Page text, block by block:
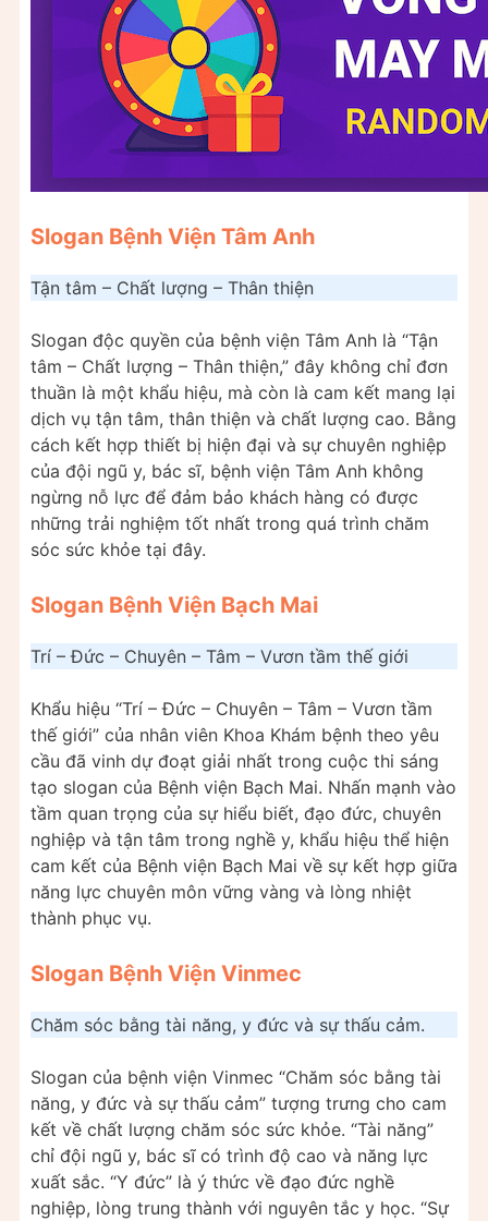
Slogan Bệnh Viện Tâm Anh
Tận tâm – Chất lượng – Thân thiện
Slogan độc quyền của bệnh viện Tâm Anh là “Tận
tâm – Chất lượng – Thân thiện,” đây không chỉ đơn
thuần là một khẩu hiệu, mà còn là cam kết mang lại
dịch vụ tận tâm, thân thiện và chất lượng cao. Bằng
cách kết hợp thiết bị hiện đại và sự chuyên nghiệp
của đội ngũ y, bác sĩ, bệnh viện Tâm Anh không
ngừng nỗ lực để đảm bảo khách hàng có được
những trải nghiệm tốt nhất trong quá trình chăm
sóc sức khỏe tại đây.
Slogan Bệnh Viện Bạch Mai
Trí – Đức – Chuyên – Tâm – Vươn tầm thế giới
Khẩu hiệu “Trí – Đức – Chuyên – Tâm – Vươn tầm
thế giới” của nhân viên Khoa Khám bệnh theo yêu
cầu đã vinh dự đoạt giải nhất trong cuộc thi sáng
tạo slogan của Bệnh viện Bạch Mai. Nhấn mạnh vào
tầm quan trọng của sự hiểu biết, đạo đức, chuyên
nghiệp và tận tâm trong nghề y, khẩu hiệu thể hiện
cam kết của Bệnh viện Bạch Mai về sự kết hợp giữa
năng lực chuyên môn vững vàng và lòng nhiệt
thành phục vụ.
Slogan Bệnh Viện Vinmec
Chăm sóc bằng tài năng, y đức và sự thấu cảm.
Slogan của bệnh viện Vinmec “Chăm sóc bằng tài
năng, y đức và sự thấu cảm” tượng trưng cho cam
kết về chất lượng chăm sóc sức khỏe. “Tài năng”
chỉ đội ngũ y, bác sĩ có trình độ cao và năng lực
xuất sắc. “Y đức” là ý thức về đạo đức nghề
nghiệp, lòng trung thành với nguyên tắc y học. “Sự